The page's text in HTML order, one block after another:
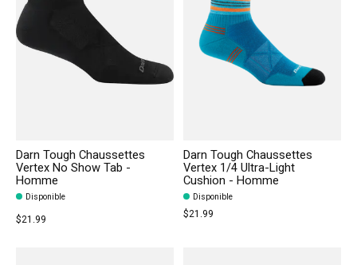
Darn Tough Chaussettes
Vertex No Show Tab -
Homme
Disponible
$21.99
Darn Tough Chaussettes
Vertex 1/4 Ultra-Light
Cushion - Homme
Disponible
$21.99